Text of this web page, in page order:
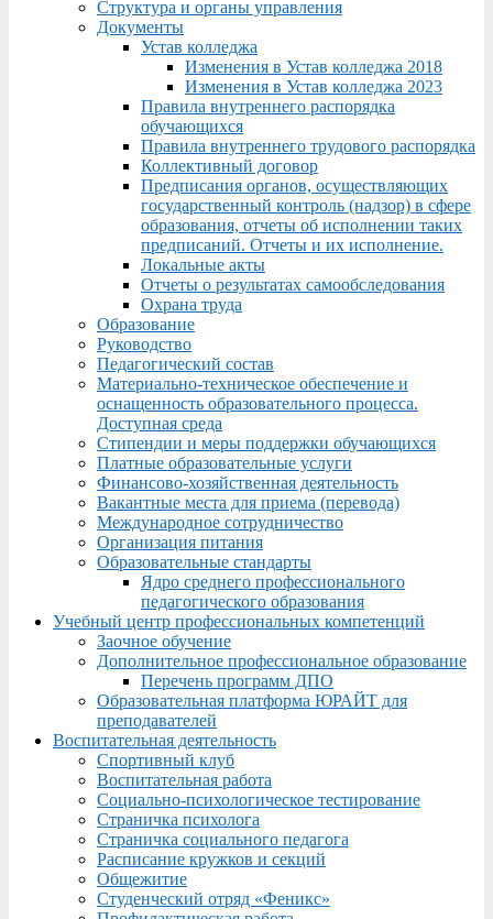
Структура и органы управления
Документы
Устав колледжа
Изменения в Устав колледжа 2018
Изменения в Устав колледжа 2023
Правила внутреннего распорядка
обучающихся
Правила внутреннего трудового распорядка
Коллективный договор
Предписания органов, осуществляющих
государственный контроль (надзор) в сфере
образования, отчеты об исполнении таких
предписаний. Отчеты и их исполнение.
Локальные акты
Отчеты о результатах самообследования
Охрана труда
Образование
Руководство
Педагогический состав
Материально-техническое обеспечение и
оснащенность образовательного процесса.
Доступная среда
Стипендии и меры поддержки обучающихся
Платные образовательные услуги
Финансово-хозяйственная деятельность
Вакантные места для приема (перевода)
Международное сотрудничество
Организация питания
Образовательные стандарты
Ядро среднего профессионального
педагогического образования
Учебный центр профессиональных компетенций
Заочное обучение
Дополнительное профессиональное образование
Перечень программ ДПО
Образовательная платформа ЮРАЙТ для
преподавателей
Воспитательная деятельность
Спортивный клуб
Воспитательная работа
Социально-психологическое тестирование
Страничка психолога
Страничка социального педагога
Расписание кружков и секций
Общежитие
Студенческий отряд «Феникс»